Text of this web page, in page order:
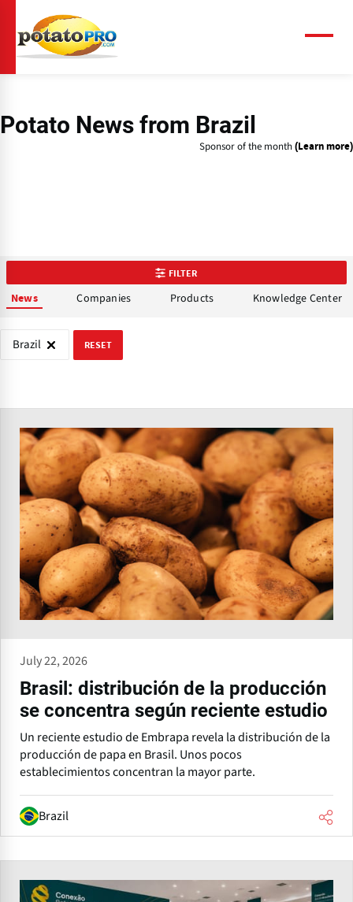
main
content
Potato News from Brazil
Sponsor of the month (Learn more)
FILTER
News Companies Products Knowledge Center
Brazil RESET
July 22, 2026
Brasil: distribución de la producción
se concentra según reciente estudio
Un reciente estudio de Embrapa revela la distribución de la
producción de papa en Brasil. Unos pocos
establecimientos concentran la mayor parte.
Brazil